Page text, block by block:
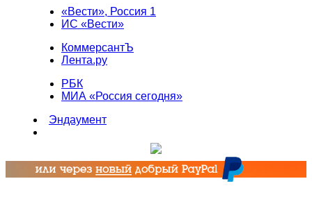
«Вести», Россия 1
ИС «Вести»
КоммерсантЪ
Лента.ру
РБК
МИА «Россия сегодня»
Эндаумент